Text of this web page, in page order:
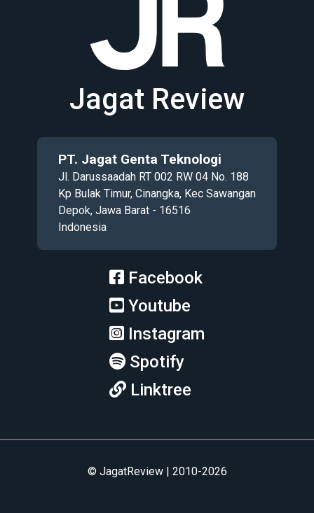
Jagat Review
PT. Jagat Genta Teknologi
Jl. Darussaadah RT 002 RW 04 No. 188
Kp Bulak Timur, Cinangka, Kec Sawangan
Depok, Jawa Barat - 16516
Indonesia
Facebook
Youtube
Instagram
Spotify
Linktree
© JagatReview | 2010-2026